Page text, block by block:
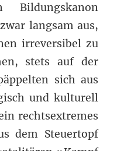
langsam aus,
irreversibel zu
stets auf der
sich aus
und kulturell
rechtsextremes
dem Steuertopf